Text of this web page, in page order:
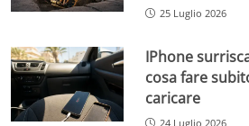
25 Luglio 2026
IPhone
cosa fare
caricare
24 Luglio 2026